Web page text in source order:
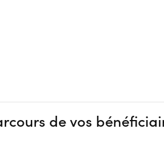
de vos